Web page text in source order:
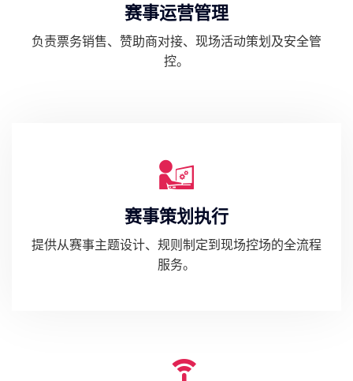
赛事运营管理
负责票务销售、赞助商对接、现场活动策划及安全管
控。
赛事策划执行
提供从赛事主题设计、规则制定到现场控场的全流程
服务。